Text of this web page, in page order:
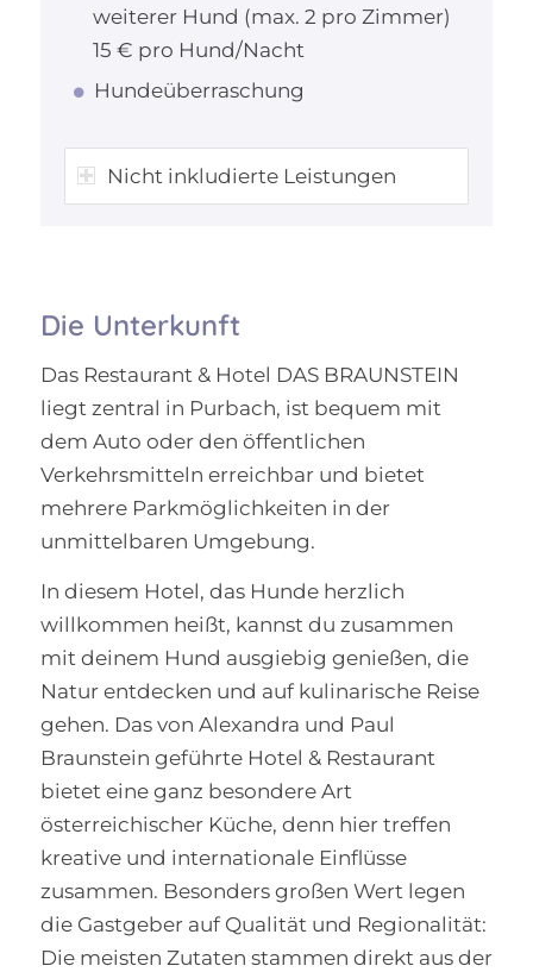
weiterer Hund (max. 2 pro Zimmer)
15 € pro Hund/Nacht
Hundeüberraschung
Nicht inkludierte Leistungen
Die Unterkunft
Das Restaurant & Hotel DAS BRAUNSTEIN
liegt zentral in Purbach, ist bequem mit
dem Auto oder den öffentlichen
Verkehrsmitteln erreichbar und bietet
mehrere Parkmöglichkeiten in der
unmittelbaren Umgebung.
In diesem Hotel, das Hunde herzlich
willkommen heißt, kannst du zusammen
mit deinem Hund ausgiebig genießen, die
Natur entdecken und auf kulinarische Reise
gehen. Das von Alexandra und Paul
Braunstein geführte Hotel & Restaurant
bietet eine ganz besondere Art
österreichischer Küche, denn hier treffen
kreative und internationale Einflüsse
zusammen. Besonders großen Wert legen
die Gastgeber auf Qualität und Regionalität:
Die meisten Zutaten stammen direkt aus der